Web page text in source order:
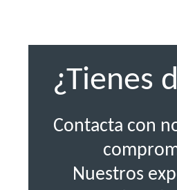
¿Tienes
Contacta con
Nuestros